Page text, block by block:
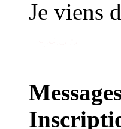
Je viens